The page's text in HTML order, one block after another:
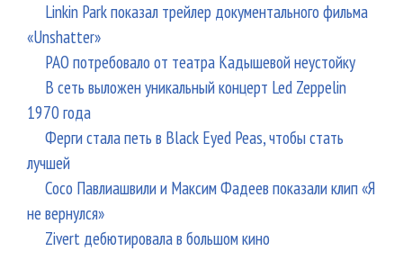
Linkin Park показал трейлер документального фильма
«Unshatter»
РАО потребовало от театра Кадышевой неустойку
В сеть выложен уникальный концерт Led Zeppelin
1970 года
Ферги стала петь в Black Eyed Peas, чтобы стать
лучшей
Сосо Павлиашвили и Максим Фадеев показали клип «Я
не вернулся»
Zivert дебютировала в большом кино